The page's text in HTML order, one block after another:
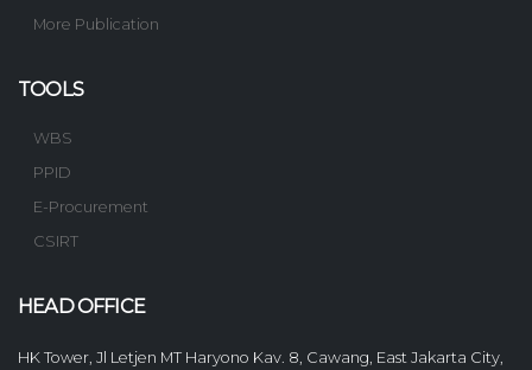
More Publication
TOOLS
WBS
PPID
E-Procurement
CSIRT
HEAD OFFICE
HK Tower, Jl Letjen MT Haryono Kav. 8, Cawang, East Jakarta City,